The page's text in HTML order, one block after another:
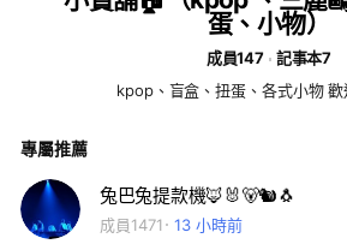
蛋、小物）
成員147
記事本7
kpop、盲盒、扭蛋、各式小物 歡
專屬推薦
兔巴兔提款機🦊🐰🐻🐿️🐧
成員1471 13 小時前